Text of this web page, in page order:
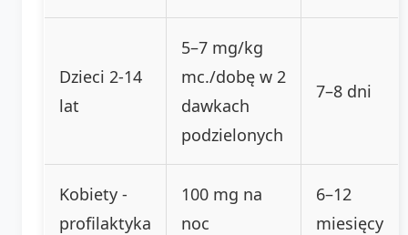
Dzieci 2-14
lat
5–7 mg/kg
mc./dobę w 2
dawkach
podzielonych
7–8 dni
Kobiety -
profilaktyka
100 mg na
noc
6–12
miesięcy